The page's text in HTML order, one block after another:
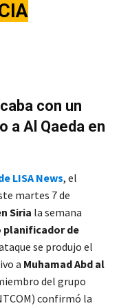
con un
a Al Qaeda en
LISA News, el
martes 7 de
Siria la semana
planificador de
se produjo el
a Muhamad Abd al
del grupo
confirmó la